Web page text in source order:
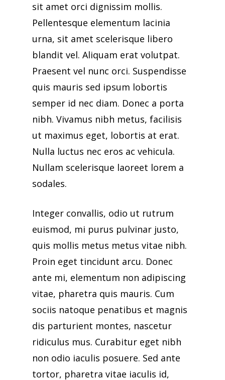
sit amet orci dignissim mollis.
Pellentesque elementum lacinia
urna, sit amet scelerisque libero
blandit vel. Aliquam erat volutpat.
Praesent vel nunc orci. Suspendisse
quis mauris sed ipsum lobortis
semper id nec diam. Donec a porta
nibh. Vivamus nibh metus, facilisis
ut maximus eget, lobortis at erat.
Nulla luctus nec eros ac vehicula.
Nullam scelerisque laoreet lorem a
sodales.
Integer convallis, odio ut rutrum
euismod, mi purus pulvinar justo,
quis mollis metus metus vitae nibh.
Proin eget tincidunt arcu. Donec
ante mi, elementum non adipiscing
vitae, pharetra quis mauris. Cum
sociis natoque penatibus et magnis
dis parturient montes, nascetur
ridiculus mus. Curabitur eget nibh
non odio iaculis posuere. Sed ante
tortor, pharetra vitae iaculis id,